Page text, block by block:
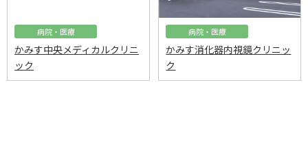
病院・医療
かみす中央メディカルクリニ
ック
病院・医療
かみす消化器内視鏡クリニッ
ク